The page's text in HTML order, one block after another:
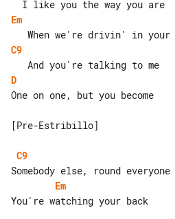
Em
C9
D
One on one, but you become
[Pre-Estribillo]
C9
Em
You're watching your back